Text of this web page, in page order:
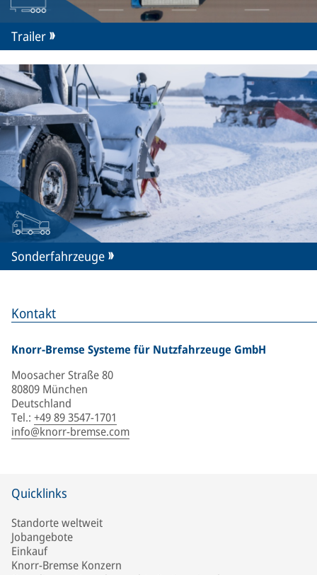
Kontakt
Knorr-Bremse Systeme für Nutzfahrzeuge GmbH
Moosacher Straße 80
80809 München
Deutschland
Tel.: +49 89 3547-1701
info@knorr-bremse.com
Trailer
Sonderfahrzeuge
Quicklinks
Standorte weltweit
Jobangebote
Einkauf
Knorr-Bremse Konzern